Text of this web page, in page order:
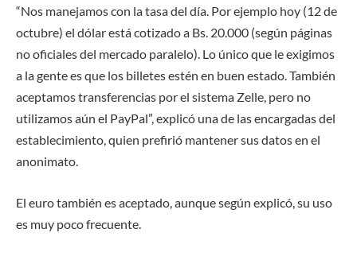
“Nos manejamos con la tasa del día. Por ejemplo hoy (12 de
octubre) el dólar está cotizado a Bs. 20.000 (según páginas
no oficiales del mercado paralelo). Lo único que le exigimos
a la gente es que los billetes estén en buen estado. También
aceptamos transferencias por el sistema Zelle, pero no
utilizamos aún el PayPal”, explicó una de las encargadas del
establecimiento, quien prefirió mantener sus datos en el
anonimato.
El euro también es aceptado, aunque según explicó, su uso
es muy poco frecuente.